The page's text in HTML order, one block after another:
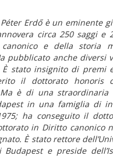
Erdő è un eminente
circa 250 saggi e
e della storia
pubblicato anche diversi
stato insignito di premi
il dottorato honoris
è di una straordinaria
in una famiglia di
ha conseguito il
in Diritto canonico
È stato rettore
Budapest e preside